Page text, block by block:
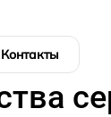
Контакты